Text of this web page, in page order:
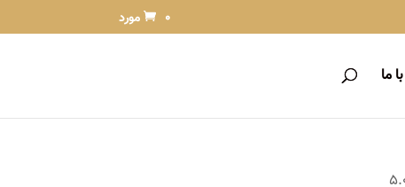
0 مورد
ما